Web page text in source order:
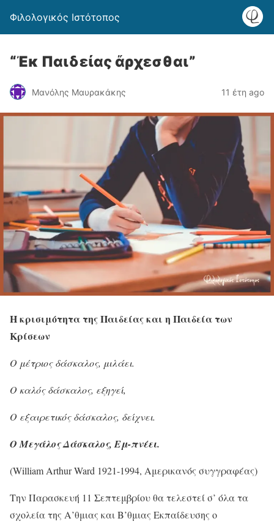
Φιλολογικός Ιστότοπος
“Ἐκ Παιδείας ἄρχεσθαι”
Μανόλης Μαυρακάκης 11 έτη ago
Η κρισιμότητα της Παιδείας και η Παιδεία των
Κρίσεων
O μέτριος δάσκαλος, μιλάει.
Ο καλός δάσκαλος, εξηγεί,
Ο εξαιρετικός δάσκαλος, δείχνει.
Ο Μεγάλος Δάσκαλος, Εμ-πνέει.
(William Arthur Ward 1921-1994, Αμερικανός συγγραφέας)
Την Παρασκευή 11 Σεπτεμβρίου θα τελεστεί σ’ όλα τα
σχολεία της Α’θμιας και Β’θμιας Εκπαίδευσης ο